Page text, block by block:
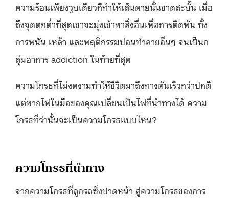
ความร้อนเพียงวูบเดียวก็ทำให้เส้นดายนั้นขาดสะบั้น เมื่อ
ถึงจุดตกต่ำที่สุดเขาจะมุ่งเข้าหาสิ่งอื่นเพื่อการติดพัน ทั้ง
การพนัน เหล้า และพฤติกรรมบ่อนทำลายอื่นๆ จนเป็นก
ลุ่มอาการ addiction ในท้ายที่สุด
ความโกรธที่ไม่งดงามทำให้ชีวิตมาถึงทางตันเร็วกว่าปกติ
แต่หากไฟในมือของคุณเปลี่ยนเป็นไฟที่นำทางได้ ความ
โกรธที่ว่านั้นจะเป็นความโกรธแบบไหน?
ความโกรธที่นำทาง
จากความโกรธที่ถูกรถซิ่งปาดหน้า สู่ความโกรธของการ